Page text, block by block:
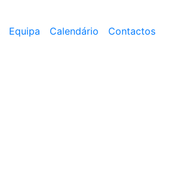
Equipa Calendário Contactos